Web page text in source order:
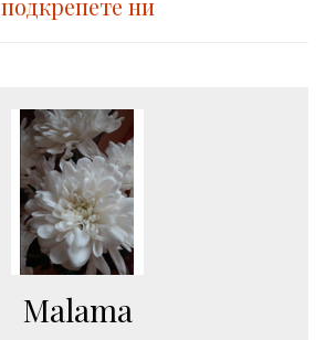
подкрепете ни
Malama